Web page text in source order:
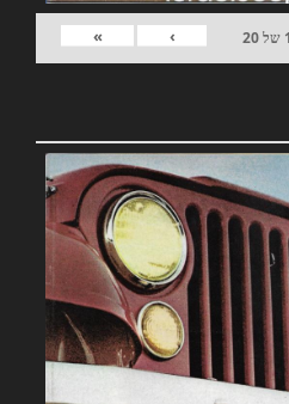
1 של20
›
»